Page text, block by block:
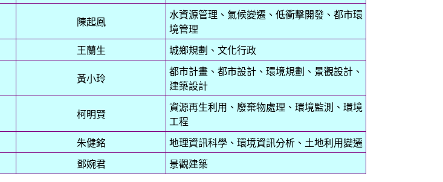
陳起鳳
水資源管理、氣候變遷、低衝擊開發、都市環
境管理
王蘭生 城鄉規劃、文化行政
黃小玲
都市計畫、都市設計、環境規劃、景觀設計、
建築設計
柯明賢
資源再生利用、廢棄物處理、環境監測、環境
工程
朱健銘 地理資訊科學、環境資訊分析、土地利用變遷
鄧婉君 景觀建築